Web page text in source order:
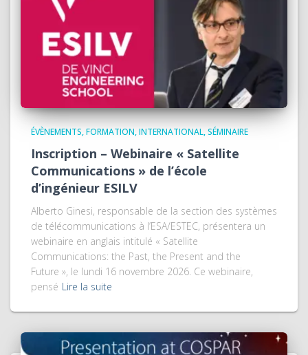
ÉVÈNEMENTS FORMATION INTERNATIONAL SÉMINAIRE
Inscription – Webinaire « Satellite
Communications » de l’école
d’ingénieur ESILV
Alberto Ginesi, responsable de la section des systèmes
de télécommunications à l’ESA/ESTEC, présentera un
webinaire en anglais intitulé « Satellite
Communications: the Past, the Present and the
Future », le lundi 16 novembre 2026. Ce webinaire,
pensé Lire la suite